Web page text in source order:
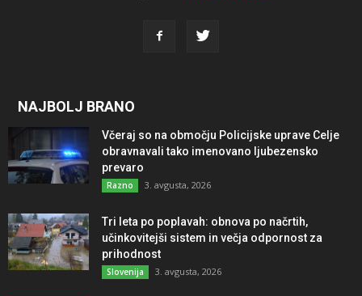
NAJBOLJ BRANO
Včeraj so na območju Policijske uprave Celje
obravnavali tako imenovano ljubezensko
prevaro
Razno 3. avgusta, 2026
Tri leta po poplavah: obnova po načrtih,
učinkovitejši sistem in večja odpornost za
prihodnost
Slovenija 3. avgusta, 2026